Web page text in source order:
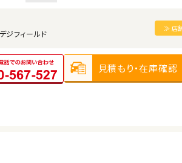
ジフィールド
≫ 店
見積もり・在庫確認